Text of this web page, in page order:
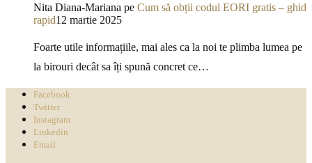
Nita Diana-Mariana pe Cum să obții codul EORI gratis – ghid
rapid12 martie 2025
Foarte utile informațiile, mai ales ca la noi te plimba lumea pe
la birouri decât sa îți spună concret ce…
Facebook
Twitter
Instagram
Linkedin
Email